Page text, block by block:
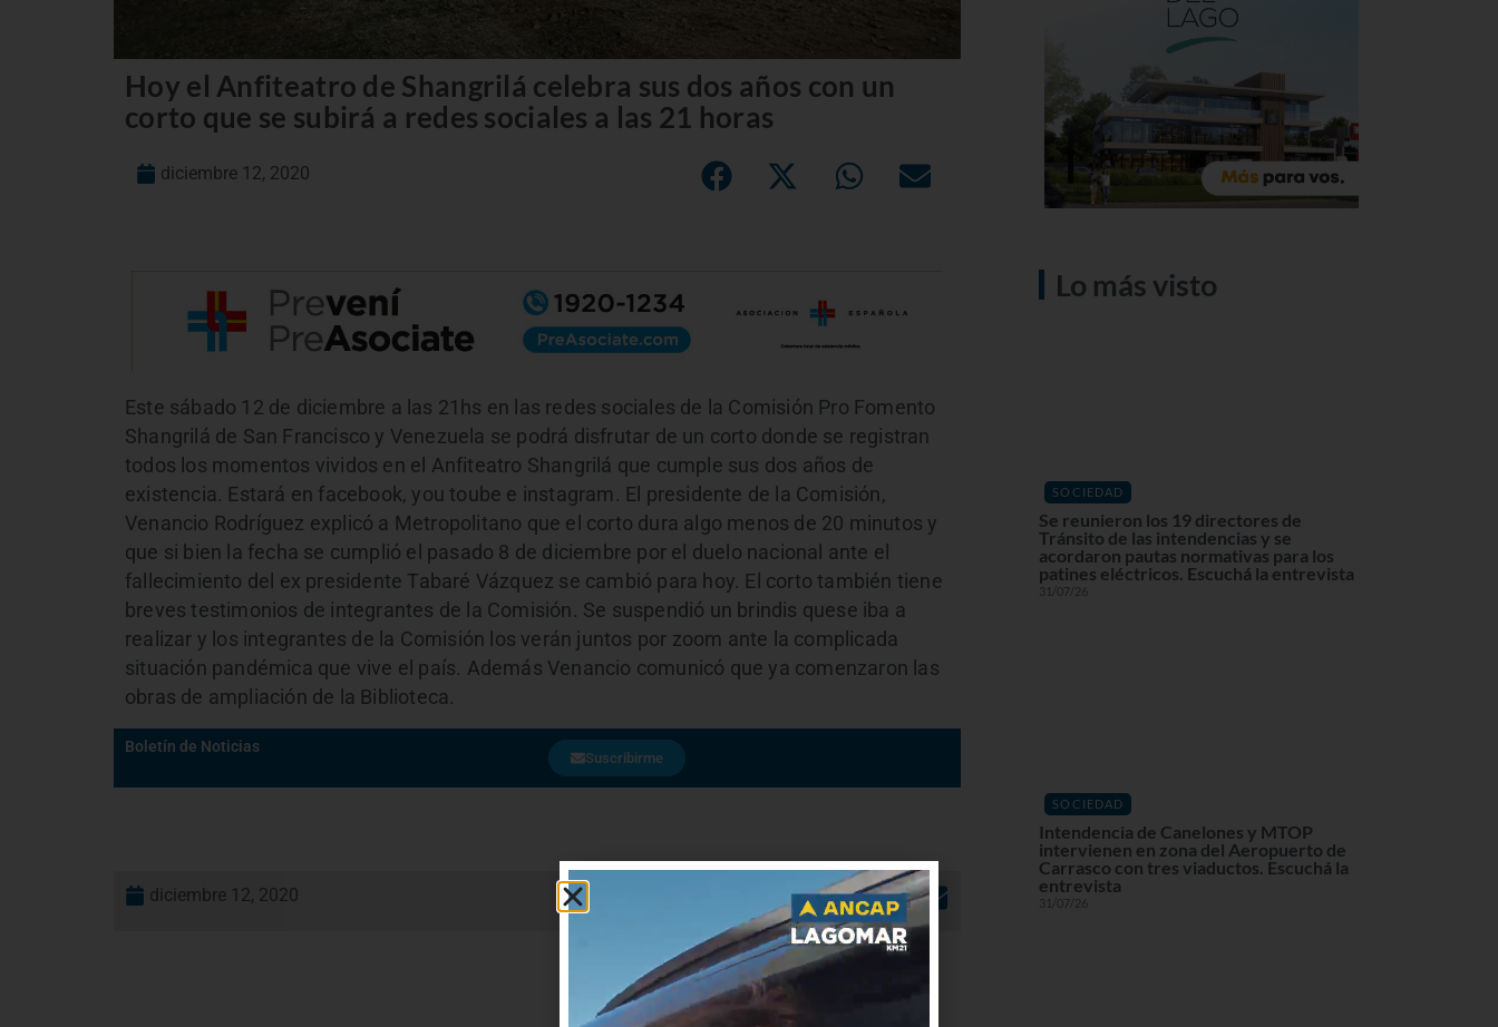
Hoy el Anfiteatro de Shangrilá celebra sus dos años con un
corto que se subirá a redes sociales a las 21 horas
diciembre 12, 2020
Este sábado 12 de diciembre a las 21hs en las redes sociales de la Comisión Pro Fomento
Shangrilá de San Francisco y Venezuela se podrá disfrutar de un corto donde se registran
todos los momentos vividos en el Anfiteatro Shangrilá que cumple sus dos años de
existencia. Estará en facebook, you toube e instagram. El presidente de la Comisión,
Venancio Rodríguez explicó a Metropolitano que el corto dura algo menos de 20 minutos y
que si bien la fecha se cumplió el pasado 8 de diciembre por el duelo nacional ante el
fallecimiento del ex presidente Tabaré Vázquez se cambió para hoy. El corto también tiene
breves testimonios de integrantes de la Comisión. Se suspendió un brindis quese iba a
realizar y los integrantes de la Comisión los verán juntos por zoom ante la complicada
situación pandémica que vive el país. Además Venancio comunicó que ya comenzaron las
obras de ampliación de la Biblioteca.
Boletín de Noticias
Suscribirme
diciembre 12, 2020
Lo más visto
SOCIEDAD
Se reunieron los 19 directores de
Tránsito de las intendencias y se
acordaron pautas normativas para los
patines eléctricos. Escuchá la entrevista
31/07/26
SOCIEDAD
Intendencia de Canelones y MTOP
intervienen en zona del Aeropuerto de
Carrasco con tres viaductos. Escuchá la
entrevista
31/07/26